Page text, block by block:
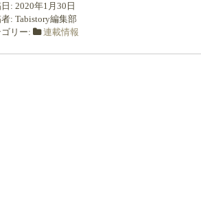
: 2020年1月30日
: Tabistory編集部
リー:
連載情報